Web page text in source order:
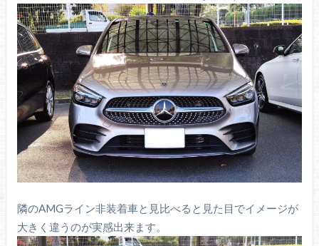
隣のAMGライン非装着車と見比べると見た目でイメージが
大きく違うのが実感出来ます。